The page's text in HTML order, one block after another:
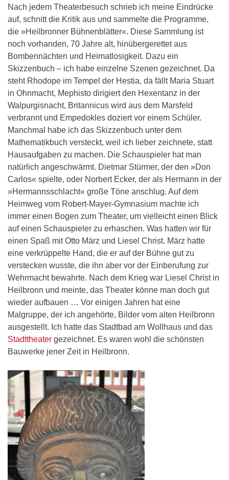
Nach jedem Theaterbesuch schrieb ich meine Eindrücke
auf, schnitt die Kritik aus und sammelte die Programme,
die »Heilbronner Bühnenblätter«. Diese Sammlung ist
noch vorhanden, 70 Jahre alt, hinübergerettet aus
Bombennächten und Heimatlosigkeit. Dazu ein
Skizzenbuch – ich habe einzelne Szenen gezeichnet. Da
steht Rhodope im Tempel der Hestia, da fällt Maria Stuart
in Ohnmacht, Mephisto dirigiert den Hexentanz in der
Walpurgisnacht, Britannicus wird aus dem Marsfeld
verbrannt und Empedokles doziert vor einem Schüler.
Manchmal habe ich das Skizzenbuch unter dem
Mathematikbuch versteckt, weil ich lieber zeichnete, statt
Hausaufgaben zu machen. Die Schauspieler hat man
natürlich angeschwärmt. Dietmar Stürmer, der den »Don
Carlos« spielte, oder Norbert Ecker, der als Hermann in der
»Hermannsschlacht« große Töne anschlug. Auf dem
Heimweg vom Robert-Mayer-Gymnasium machte ich
immer einen Bogen zum Theater, um vielleicht einen Blick
auf einen Schauspieler zu erhaschen. Was hatten wir für
einen Spaß mit Otto März und Liesel Christ. März hatte
eine verkrüppelte Hand, die er auf der Bühne gut zu
verstecken wusste, die ihn aber vor der Einberufung zur
Wehrmacht bewahrte. Nach dem Krieg war Liesel Christ in
Heilbronn und meinte, das Theater könne man doch gut
wieder aufbauen … Vor einigen Jahren hat eine
Malgruppe, der ich angehörte, Bilder vom alten Heilbronn
ausgestellt. Ich hatte das Stadtbad am Wollhaus und das
Stadttheater gezeichnet. Es waren wohl die schönsten
Bauwerke jener Zeit in Heilbronn.